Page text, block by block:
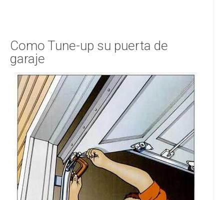
Como Tune-up su puerta de
garaje